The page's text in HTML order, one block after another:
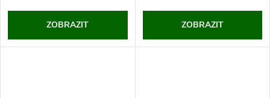
ZOBRAZIT ZOBRAZIT